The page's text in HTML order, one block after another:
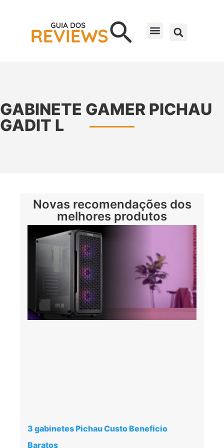
GABINETE GAMER PICHAU
GADIT L
Novas recomendações dos
melhores produtos
3 gabinetes Pichau Custo Benefício
Baratos